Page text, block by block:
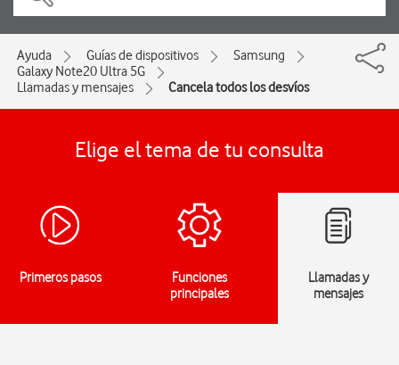
Ayuda Guías de dispositivos
Samsung
Galaxy Note20 Ultra 5G
Llamadas y mensajes
Cancela todos los desvíos
Elige el tema de tu consulta
Primeros pasos
Funciones
principales
Llamadas y
mensajes